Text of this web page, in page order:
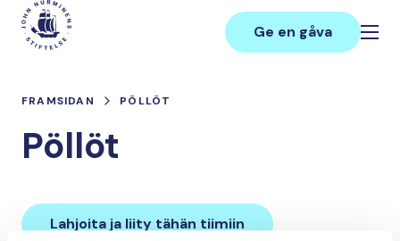
Hoppa
innehåll
Main
Ge en gåva
FRAMSIDAN PÖLLÖT
Pöllöt
Lahjoita ja liity tähän tiimiin